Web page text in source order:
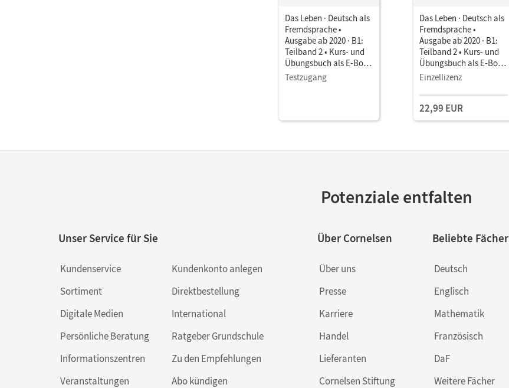
Das Leben · Deutsch als
Fremdsprache •
Ausgabe ab 2020 · B1:
Teilband 2 • Kurs- und
Übungsbuch als E-Book
Mit Medien
Testzugang
Das Leben · Deutsch als
Fremdsprache •
Ausgabe ab 2020 · B1:
Teilband 2 • Kurs- und
Übungsbuch als E-Book
Mit Medien
Einzellizenz
22,99 EUR
Potenziale entfalten
Unser Service für Sie
Kundenservice
Sortiment
Digitale Medien
Persönliche Beratung
Informationszentren
Veranstaltungen
Kundenkonto anlegen
Direktbestellung
International
Ratgeber Grundschule
Zu den Empfehlungen
Abo kündigen
Über Cornelsen
Über uns
Presse
Karriere
Handel
Lieferanten
Cornelsen Stiftung
Beliebte Fächer
Deutsch
Englisch
Mathematik
Französisch
DaF
Weitere Fächer